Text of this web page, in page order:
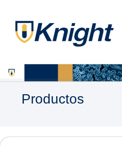
Productos